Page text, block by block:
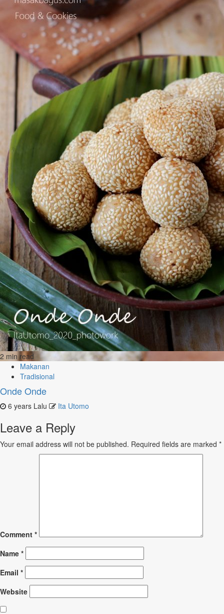
2 min read
Makanan
Tradisional
Onde Onde
6 years Lalu Ita Utomo
Leave a Reply
Your email address will not be published. Required fields are marked *
Comment *
Name *
Email *
Website